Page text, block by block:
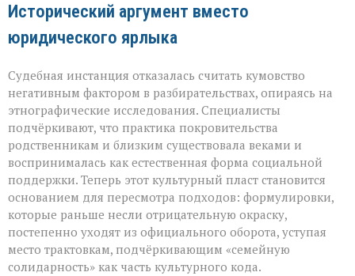
Исторический аргумент вместо
юридического ярлыка
Судебная инстанция отказалась считать кумовство
негативным фактором в разбирательствах, опираясь на
этнографические исследования. Специалисты
подчёркивают, что практика покровительства
родственникам и близким существовала веками и
воспринималась как естественная форма социальной
поддержки. Теперь этот культурный пласт становится
основанием для пересмотра подходов: формулировки,
которые раньше несли отрицательную окраску,
постепенно уходят из официального оборота, уступая
место трактовкам, подчёркивающим «семейную
солидарность» как часть культурного кода.